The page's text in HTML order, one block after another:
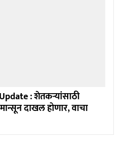
: शेतकऱ्यांसाठी
दाखल होणार, वाचा